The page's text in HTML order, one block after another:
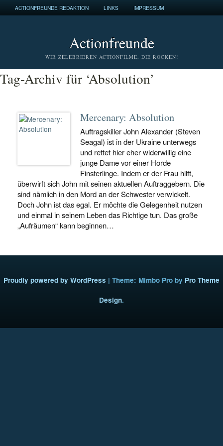
ACTIONFREUNDE REDAKTION LINKS IMPRESSUM
Actionfreunde
WIR ZELEBRIEREN ACTIONFILME, DIE ROCKEN!
Tag-Archiv für ‘Absolution’
Mercenary: Absolution
Auftragskiller John Alexander (Steven
Seagal) ist in der Ukraine unterwegs
und rettet hier eher widerwillig eine
junge Dame vor einer Horde
Finsterlinge. Indem er der Frau hilft,
überwirft sich John mit seinen aktuellen Auftraggebern. Die
sind nämlich in den Mord an der Schwester verwickelt.
Doch John ist das egal. Er möchte die Gelegenheit nutzen
und einmal in seinem Leben das Richtige tun. Das große
„Aufräumen“ kann beginnen…
Proudly powered by WordPress | Theme: Mimbo Pro by Pro Theme
Design.